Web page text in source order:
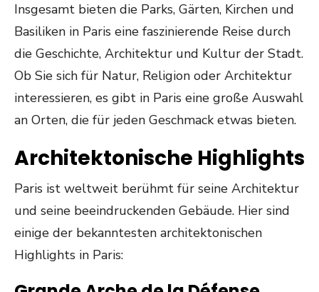
Insgesamt bieten die Parks, Gärten, Kirchen und
Basiliken in Paris eine faszinierende Reise durch
die Geschichte, Architektur und Kultur der Stadt.
Ob Sie sich für Natur, Religion oder Architektur
interessieren, es gibt in Paris eine große Auswahl
an Orten, die für jeden Geschmack etwas bieten.
Architektonische Highlights
Paris ist weltweit berühmt für seine Architektur
und seine beeindruckenden Gebäude. Hier sind
einige der bekanntesten architektonischen
Highlights in Paris: